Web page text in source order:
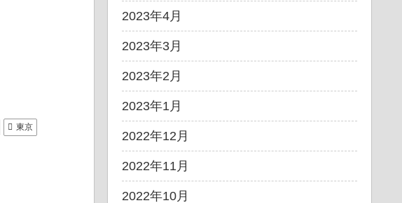
東京
2023年4月
2023年3月
2023年2月
2023年1月
2022年12月
2022年11月
2022年10月